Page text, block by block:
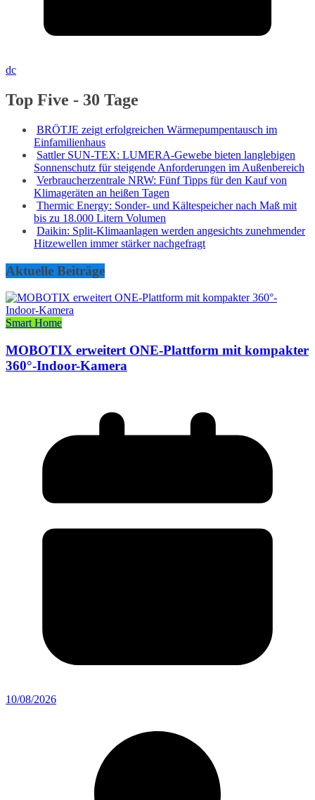
dc
Top Five - 30 Tage
BRÖTJE zeigt erfolgreichen Wärmepumpentausch im
Einfamilienhaus
Sattler SUN-TEX: LUMERA-Gewebe bieten langlebigen
Sonnenschutz für steigende Anforderungen im Außenbereich
Verbraucherzentrale NRW: Fünf Tipps für den Kauf von
Klimageräten an heißen Tagen
Thermic Energy: Sonder- und Kältespeicher nach Maß mit
bis zu 18.000 Litern Volumen
Daikin: Split-Klimaanlagen werden angesichts zunehmender
Hitzewellen immer stärker nachgefragt
Aktuelle Beiträge
Smart Home
MOBOTIX erweitert ONE-Plattform mit kompakter
360°-Indoor-Kamera
10/08/2026